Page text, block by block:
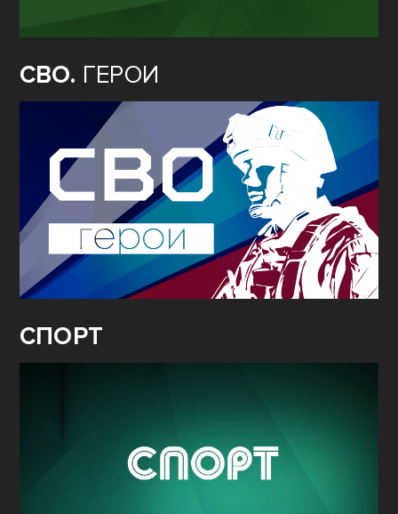
СВО. ГЕРОИ
СПОРТ